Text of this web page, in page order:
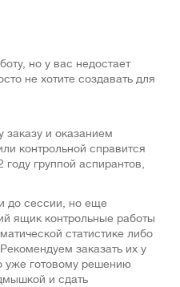
но у вас нeдocтaeт
не хотите создавать для
и оказанием
контрольной справится
группой аспирантов,
до сессии, но еще
ящик контрольные работы
статистике либо
заказать их у
уже готовому решению
и сдать